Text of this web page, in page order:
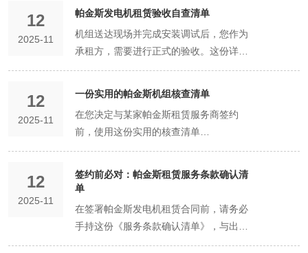
其专业性和诚意的体现。 第二招：验
其“器”，核其“案”——实地验证设备与案例
验其“器”： 如果条件允许，请求参观服务
否提供特定机组的保养记录和运行小时
数？ 品牌纯度： 确认是否为真正的帕金
斯（Perkins）原装发动机或与知名发电机
否有充足的备用机组和常用配件库存，这
服务商提供过往的服务案例，特别是与您
行业类似或规模相当的成功案例。真实的
惕。 第二大坑：功率陷阱——小马拉大
车，后患无穷 坑点描述： 为促成交易，
一些销售员会建议您选择“刚好够用”的功
率，而忽略感性负载的启动电流和必要的
功率余量。导致机组在实际使用中频繁跳
闸、无法启动大设备，甚至因长期过载而
早期磨损。 避坑策略： 提供详细负载清
由租赁公司工程师计算。 坚守“余量”原
则： 坚持在计算出的总功率上预留
20%-30%的余量。确保机组在70%-80%
负载下运行，这是经济高效的状态。 合同
注明功率： 在合同中写明机组的有功功率
短期日租。同时，与供应商建立长期合作
关系，往往能获得更优惠的价格和更优先
的服务。 二、精细运营：在过程中控制成
本与风险 负载管理： 避免机组长期低负
机，我们可以支付合理的试机费用。” 目
的： 这不仅是测试机组性能，更是对供应
商综合能力的终极考核。 考核设备： 直
员是否专业、操作是否规范。 考核响应：
看对方是否愿意且有能力快速组织这次试
机。 效果： 愿意且能高效、专业完成试
机的服务商，通常实力强劲、对设备有信
入，能帮您避开大坑。 技巧二：在合同中
处理，较为被动。您可以尝试与供应商协
商，加入一条 “性能奖励条款”。 内容示
面目”——kVA与kW的区别 kVA（千伏
安）： 视在功率，包含了有功功率和无功
功率。 kW（千瓦）： 有功功率，是真正
做功、驱动设备的功率。 核心关系： kW
= kVA × 功率因数（PF）。柴油发电机的
功率因数通常为0.8。因此，一台500kVA
的发电机，其能承载的有功功率约为
份界定”——备用与常用 备用功率： 仅用
于电网中断期间的紧急供电，每年运行时
间有限（通常100分贝），无防护。仅适
用于偏远、对噪音无要求的野外工地。 静
音式机组： 带静音音箱，将噪音降至65-
12
2025-11
帕金斯发电机租赁验收自查清单
机组送达现场并完成安装调试后，您作为
承租方，需要进行正式的验收。这份详尽
的《验收自查清单》将帮助您系统、全面
地完成检查，确保收到的是一台符合合同
检查 [ ] 核对铭牌信息： 检查机组机身铭
牌，确认型号、功率（kVA/kW）、出厂编
号等与合同约定一致。 [ ] 清点随机物品：
根据合同或清单，清点工具包、备件（如
三滤）、操作手册等是否齐全。 [ ] 外观检
查： [ ] 机组外观有无在运输过程中造成的
明显磕碰、划伤、变形。 [ ] 静音机组箱体
12
2025-11
一份实用的帕金斯机组核查清单
在您决定与某家帕金斯租赁服务商签约
前，使用这份实用的核查清单
（Checklist）对其资质、设备和服务进行
系统性评估，可以有效降低决策风险。 公
司资质与口碑核查 [ ] 营业执照： 确认其
备租赁或相关服务。 [ ] 成立时间： 优先
12
2025-11
签约前必对：帕金斯租赁服务条款确认清
单
在签署帕金斯发电机租赁合同前，请务必
手持这份《服务条款确认清单》，与出租
方逐条核对，并将双方确认的结果明确写